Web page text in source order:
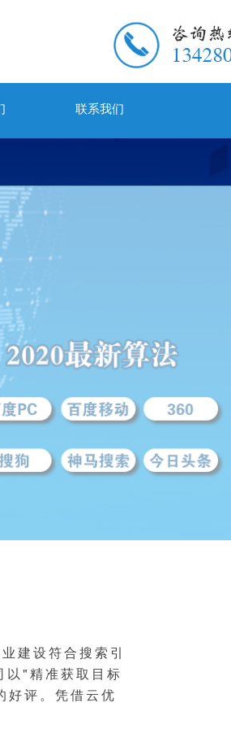
联系我们
建设符合搜索引
以"精准获取目标
好评。凭借云优